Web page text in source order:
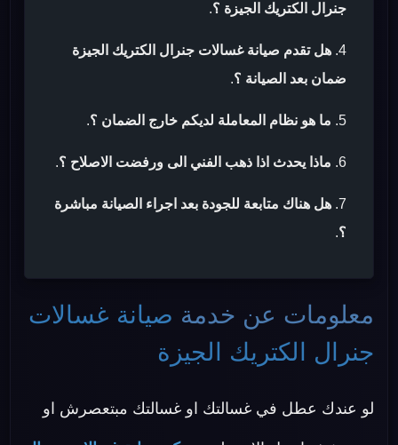
جنرال الكتريك الجيزة ؟.
هل تقدم صيانة غسالات جنرال الكتريك الجيزة
ضمان بعد الصيانة ؟.
ما هو نظام المعاملة لديكم خارج الضمان ؟.
ماذا يحدث اذا ذهب الفني الى ورفضت الاصلاح ؟.
هل هناك متابعة للجودة بعد اجراء الصيانة مباشرة
؟.
معلومات عن خدمة صيانة غسالات
جنرال الكتريك الجيزة
لو عندك عطل في غسالتك او غسالتك مبتعصرش او